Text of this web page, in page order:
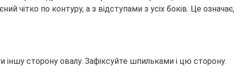
чітко по контуру, а з відступами з усіх боків. Це означає,
іншу сторону овалу. Зафіксуйте шпильками і цю сторону.